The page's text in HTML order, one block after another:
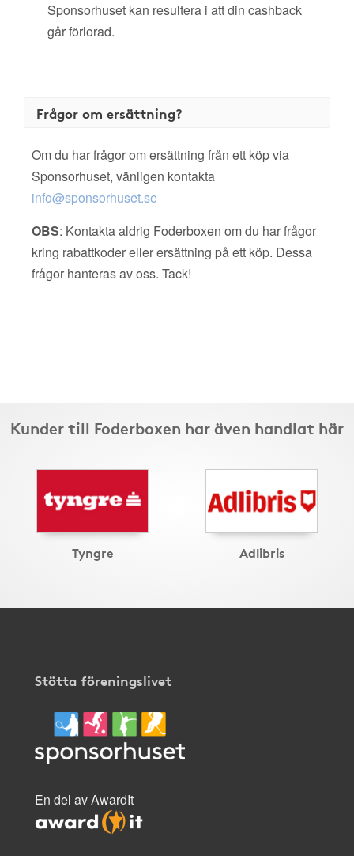
Sponsorhuset kan resultera i att din cashback
går förlorad.
Frågor om ersättning?
Om du har frågor om ersättning från ett köp via
Sponsorhuset, vänligen kontakta
info@sponsorhuset.se
OBS: Kontakta aldrig Foderboxen om du har frågor
kring rabattkoder eller ersättning på ett köp. Dessa
frågor hanteras av oss. Tack!
Kunder till Foderboxen har även handlat här
Tyngre Adlibris
Stötta föreningslivet
En del av AwardIt